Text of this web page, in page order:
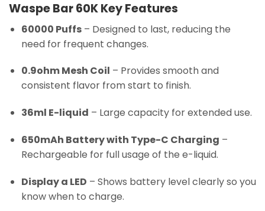
Waspe Bar 60K Key Features
60000 Puffs– Designed to last, reducing the
need for frequent changes.
0.9ohm Mesh Coil – Provides smooth and
consistent flavor from start to finish.
36ml E-liquid – Large capacity for extended use.
650mAh Battery with Type-C Charging –
Rechargeable for full usage of the e-liquid.
Display a LED – Shows battery level clearly so you
know when to charge.